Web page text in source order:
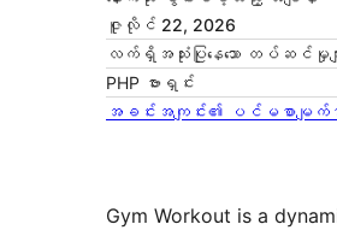
ဇူလိုင် 22, 2026
လက်ရှိအသုံးပြုနေသော တပ်ဆင်မှုမျ
PHP ဗားရှင်း
အခင်းအကျင်း၏ ပင်မစာမျက်
Gym Workout is a